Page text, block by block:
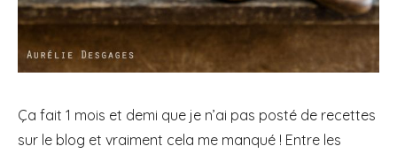
Ça fait 1 mois et demi que je n’ai pas posté de recettes
sur le blog et vraiment cela me manqué ! Entre les